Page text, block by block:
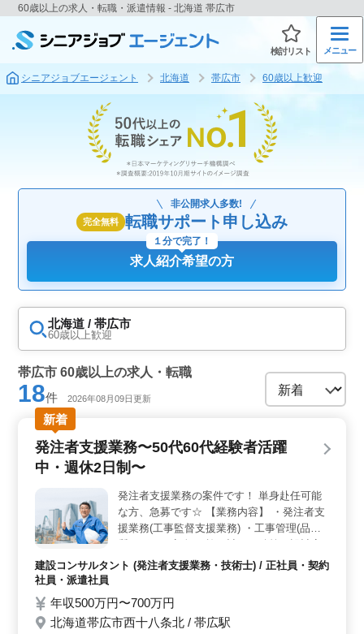
60歳以上の求人・転職・派遣情報 - 北海道 帯広市
検討リスト メニュー
シニアジョブエージェント 北海道 帯広市 60歳以上歓迎
完全無料
非公開求人多数!
転職サポート申し込み
求人紹介希望の方
１分で完了！
北海道 / 帯広市
60歳以上歓迎
帯広市 60歳以上の求人・転職
18件 2026年08月09日更新
新着
発注者支援業務〜50代60代経験者活躍
中・週休2日制〜
発注者支援業務の案件です！ 単身赴任可能
な方、急募です☆ 【業務内容】 ・発注者支
援業務(工事監督支援業務) ・工事管理(品
更 ・現場での打ち合わせ、CAD操作あり ・
険完備 ＊車通勤可能 ＊駅徒歩圏内 ＊週休2
日制 【歓迎】 ＊50代、60代経験者 ＊1級土
建設コンサルタント (発注者支援業務・技術士) / 正社員・契約
社員・派遣社員
年収500万円〜700万円
北海道帯広市西十八条北 / 帯広駅